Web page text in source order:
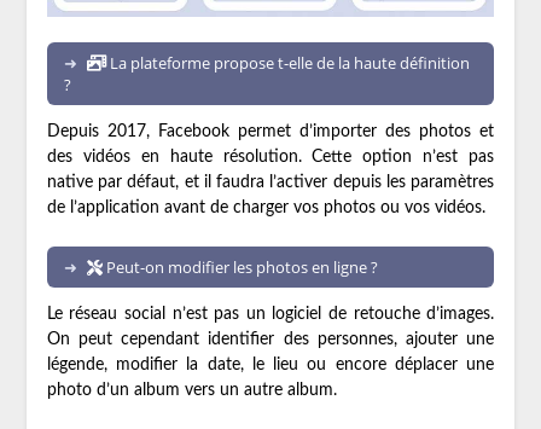
La plateforme propose t-elle de la haute définition
?
Depuis 2017, Facebook permet d’importer des photos et
des vidéos en haute résolution. Cette option n’est pas
native par défaut, et il faudra l’activer depuis les paramètres
de l’application avant de charger vos photos ou vos vidéos.
Peut-on modifier les photos en ligne ?
Le réseau social n’est pas un logiciel de retouche d’images.
On peut cependant identifier des personnes, ajouter une
légende, modifier la date, le lieu ou encore déplacer une
photo d’un album vers un autre album.